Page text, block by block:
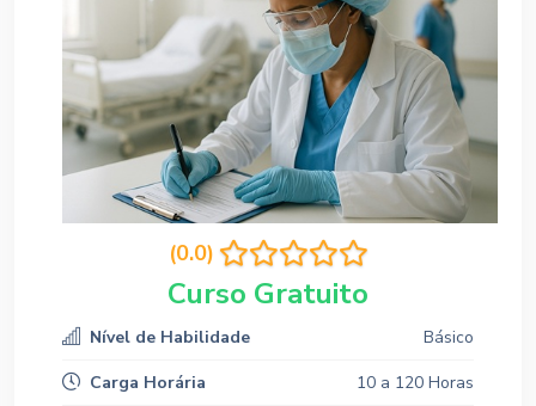
(0.0)
Curso Gratuito
Nível de Habilidade
Básico
Carga Horária
10 a 120 Horas